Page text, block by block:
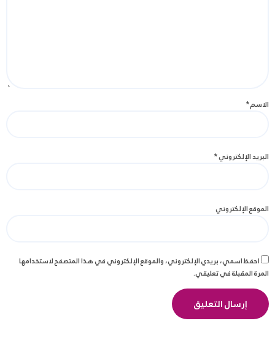
الاسم*
البريد الإلكتروني*
الموقع الإلكتروني
احفظ اسمي، بريدي الإلكتروني، والموقع الإلكتروني في هذا المتصفح لاستخدامها
المرة المقبلة في تعليقي.